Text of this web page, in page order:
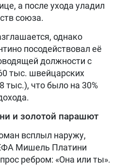
а после ухода уладил
союза.
однако
посодействовал её
должности с
тыс. швейцарских
тыс.), что было на 30%
и золотой парашют
всплыл наружу,
Мишель Платини
ребром: «Она или ты».